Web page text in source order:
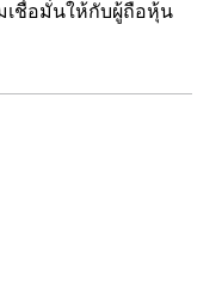
เชื่อมั่นให้กับผู้ถือหุ้น